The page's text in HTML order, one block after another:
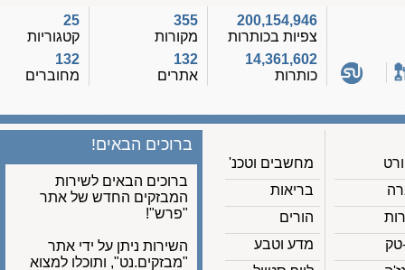
200,154,946
צפיות בכותרות
14,361,602
כותרות
355
מקורות
132
אתרים
קטגוריות
132
מחוברים
מחשבים וטכנ'
בריאות
הורים
מדע וטבע
ברוכים הבאים!
ברוכים הבאים לשירות
המבזקים החדש של אתר
"פרש"!
השירות ניתן על ידי אתר
"מבזקים.נט", ותוכלו למצוא